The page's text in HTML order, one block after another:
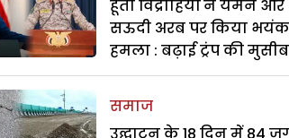
हूती विद्रोहियों ने यमन और
सऊदी अरब पर किया
हमला : बढ़ाई ट्रंप की
समाज